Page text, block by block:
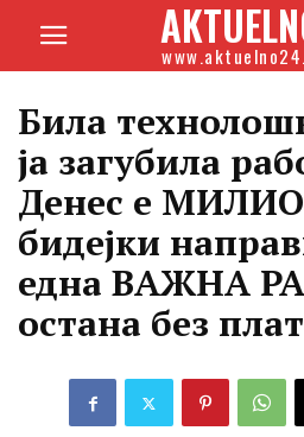
Била
ја загубила
Денес е
бидејки
една ВАЖНА
остана без